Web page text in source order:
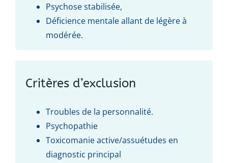
Psychose stabilisée,
Déficience mentale allant de légère à
modérée.
Critères d’exclusion
Troubles de la personnalité.
Psychopathie
Toxicomanie active/assuétudes en
diagnostic principal